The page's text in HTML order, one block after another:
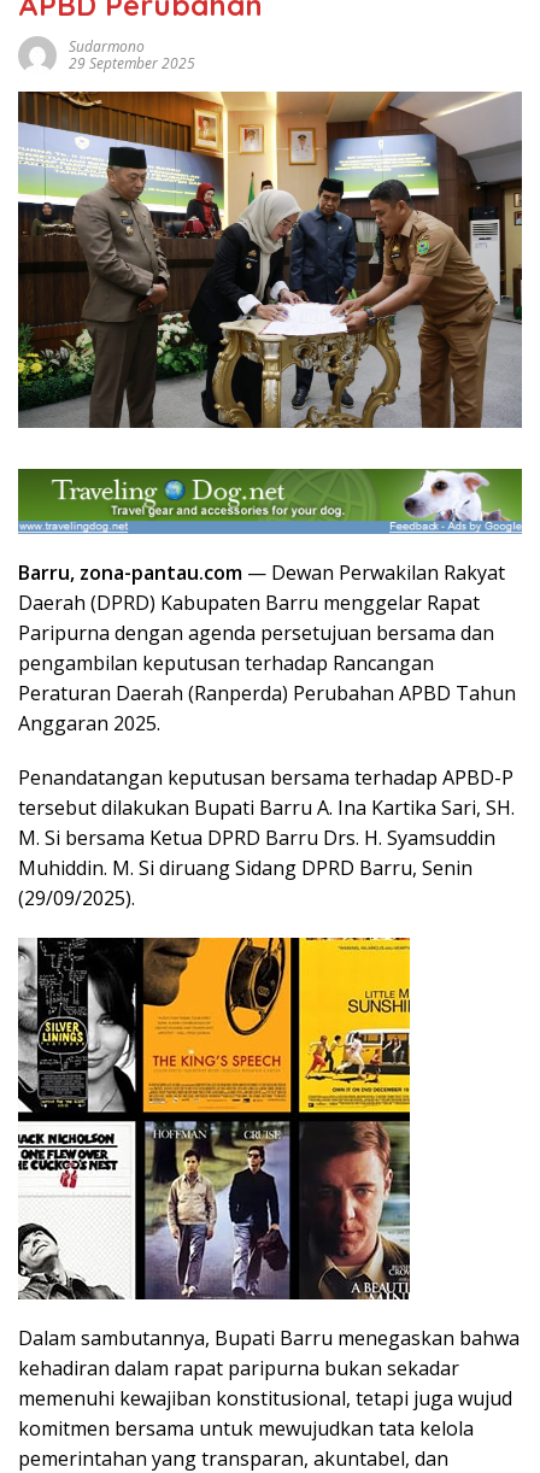
Sudarmono
29 September 2025
Barru, zona-pantau.com — Dewan Perwakilan Rakyat
Daerah (DPRD) Kabupaten Barru menggelar Rapat
Paripurna dengan agenda persetujuan bersama dan
pengambilan keputusan terhadap Rancangan
Peraturan Daerah (Ranperda) Perubahan APBD Tahun
Anggaran 2025.
Penandatangan keputusan bersama terhadap APBD-P
tersebut dilakukan Bupati Barru A. Ina Kartika Sari, SH.
M. Si bersama Ketua DPRD Barru Drs. H. Syamsuddin
Muhiddin. M. Si diruang Sidang DPRD Barru, Senin
(29/09/2025).
Dalam sambutannya, Bupati Barru menegaskan bahwa
kehadiran dalam rapat paripurna bukan sekadar
memenuhi kewajiban konstitusional, tetapi juga wujud
komitmen bersama untuk mewujudkan tata kelola
pemerintahan yang transparan, akuntabel, dan